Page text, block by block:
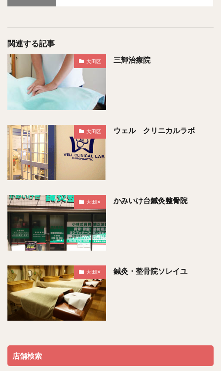
関連する記事
大田区 三輝治療院
大田区 ウェル クリニカルラボ
大田区 かみいけ台鍼灸整骨院
大田区 鍼灸・整骨院ソレイユ
店舗検索